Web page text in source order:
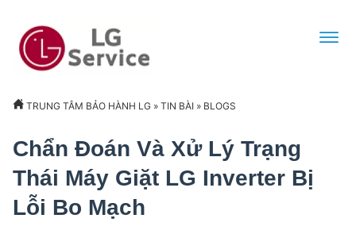
TRUNG TÂM BẢO HÀNH LG » TIN BÀI » BLOGS
Chẩn Đoán Và Xử Lý Trạng
Thái Máy Giặt LG Inverter Bị
Lỗi Bo Mạch